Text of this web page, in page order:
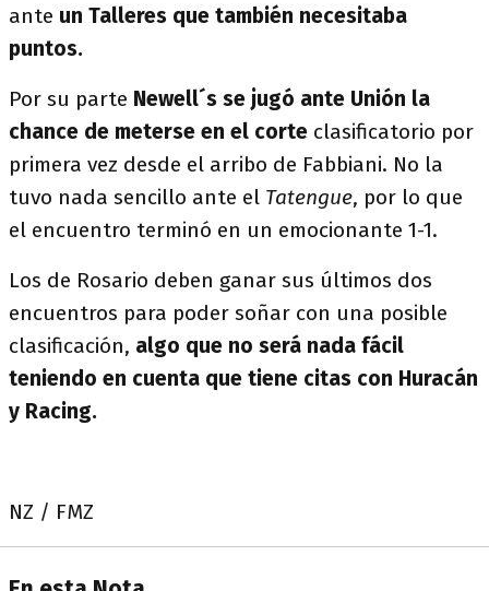
ante un Talleres que también necesitaba
puntos.
Por su parte Newell´s se jugó ante Unión la
chance de meterse en el corte clasificatorio por
primera vez desde el arribo de Fabbiani. No la
tuvo nada sencillo ante el Tatengue, por lo que
el encuentro terminó en un emocionante 1-1.
Los de Rosario deben ganar sus últimos dos
encuentros para poder soñar con una posible
clasificación, algo que no será nada fácil
teniendo en cuenta que tiene citas con Huracán
y Racing.
NZ / FMZ